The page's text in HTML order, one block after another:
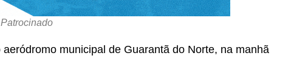
municipal de Guarantã do Norte, na manhã